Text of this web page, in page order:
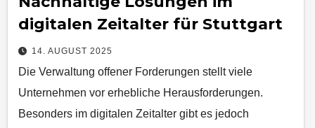
digitalen Zeitalter für Stuttgart
14. AUGUST 2025
Die Verwaltung offener Forderungen stellt viele
Unternehmen vor erhebliche Herausforderungen.
Besonders im digitalen Zeitalter gibt es jedoch